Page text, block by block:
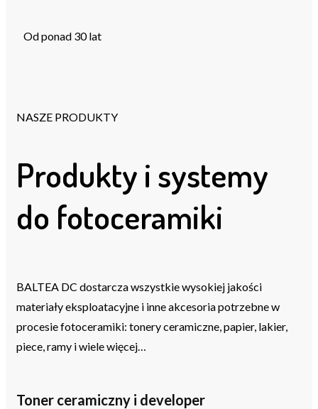
Od ponad 30 lat
NASZE PRODUKTY
Produkty i systemy
do fotoceramiki
BALTEA DC dostarcza wszystkie wysokiej jakości
materiały eksploatacyjne i inne akcesoria potrzebne w
procesie fotoceramiki: tonery ceramiczne, papier, lakier,
piece, ramy i wiele więcej…
Toner ceramiczny i developer